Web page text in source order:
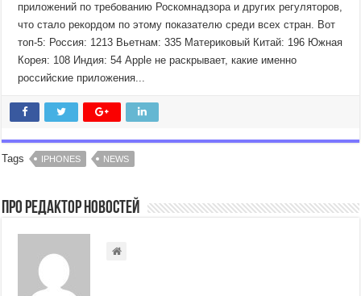
приложений по требованию Роскомнадзора и других регуляторов,
что стало рекордом по этому показателю среди всех стран. Вот
топ-5: Россия: 1213 Вьетнам: 335 Материковый Китай: 196 Южная
Корея: 108 Индия: 54 Apple не раскрывает, какие именно
российские приложения...
Tags IPHONES NEWS
Про Редактор Новостей